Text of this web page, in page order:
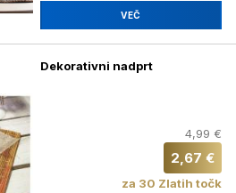
VEČ
Dekorativni nadprt
4,99 €
2,67 €
za 30 Zlatih točk